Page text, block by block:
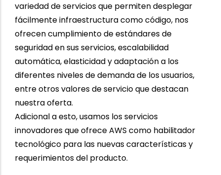
variedad de servicios que permiten desplegar
fácilmente infraestructura como código, nos
ofrecen cumplimiento de estándares de
seguridad en sus servicios, escalabilidad
automática, elasticidad y adaptación a los
diferentes niveles de demanda de los usuarios,
entre otros valores de servicio que destacan
nuestra oferta.
Adicional a esto, usamos los servicios
innovadores que ofrece AWS como habilitador
tecnológico para las nuevas características y
requerimientos del producto.